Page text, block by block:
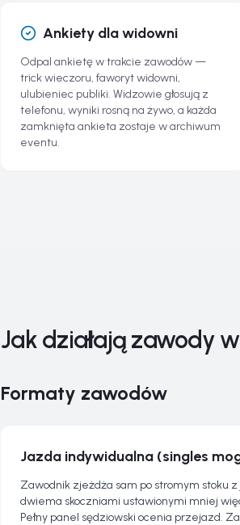
Ankiety dla widowni
Odpal ankietę w trakcie zawodów —
trick wieczoru, faworyt widowni,
ulubieniec publiki. Widzowie głosują z
telefonu, wyniki rosną na żywo, a każda
zamknięta ankieta zostaje w archiwum
eventu.
Jak działają zawody
Formaty zawodów
Jazda indywidualna (singles
Zawodnik zjeżdża sam po stromym stoku
dwiema skoczniami ustawionymi mniej
Pełny panel sędziowski ocenia przejazd.